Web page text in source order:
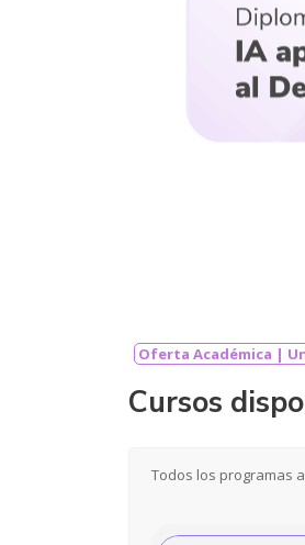
Oferta Académica |
Cursos
Todos los programas